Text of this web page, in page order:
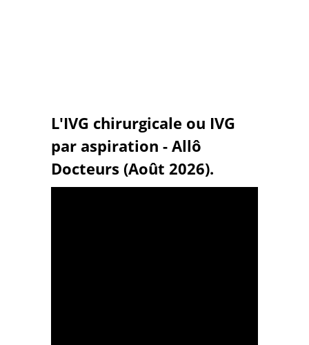
L'IVG chirurgicale ou IVG
par aspiration - Allô
Docteurs (Août 2026).